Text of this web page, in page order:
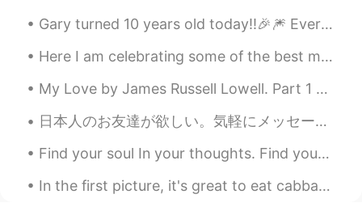
を食べました。
ちなみに、今日は朝ごはんをたくさん
食べました。
ペコです。
トレーニングと勉強の後にお腹がペコ
ペコになりました 。
Gary turned 10 years old today!!🎉🎆 Every morning my dog greets me with a lot of enthusiasm! When ...
Here I am celebrating some of the best memories of this year. Lately, I've had enough time to rea...
My Love by James Russell Lowell. Part 1 of 3. NOT as all other women are Is she that to my so...
日本人のお友達が欲しい。気軽にメッセージを送って下さい。 僕は28歳。歌手とモデルです。ハーフイギリス人ですけど今はローマに住んでいます。武道や旅行するやボードゲームなど好きです。 いつか日本に...
Find your soul In your thoughts. Find your character In your speech. Find your love Through ...
In the first picture, it's great to eat cabbage wraps that my mom made. The other pictures, I m...